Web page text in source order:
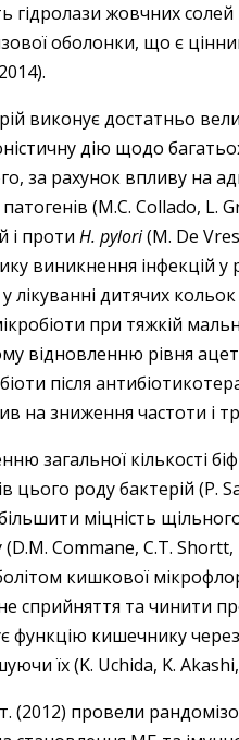
гідролази жовчних
оболонки, що є
виконує достатньо
дію щодо
за рахунок впливу на
(M.C. Collado, L.
і проти H. рylori(M. De
виникнення інфекцій у
лікуванні дитячих
при тяжкій
відновленню рівня
після
на зниження частоти і
загальної кількості
цього роду бактерій (P.
міцність
(D.M. Commane, C.T.
кишкової
сприйняття та чинити
функцію кишечнику
їх (K. Uchida, K.
(2012) провели